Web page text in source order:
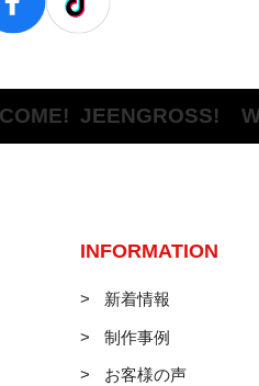
JEENGROSS!
INFORMATION
新着情報
制作事例
お客様の声